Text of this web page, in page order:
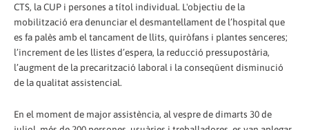
CTS, la CUP i persones a títol individual. L'objectiu de la
mobilització era denunciar el desmantellament de l’hospital que
es fa palès amb el tancament de llits, quiròfans i plantes senceres;
l’increment de les llistes d’espera, la reducció pressupostària,
l’augment de la precarització laboral i la conseqüent disminució
de la qualitat assistencial.
En el moment de major assistència, al vespre de dimarts 30 de